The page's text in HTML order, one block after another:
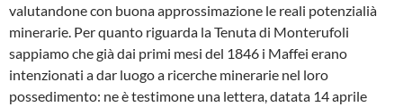
valu­tandone con buona approssimazione le reali potenzialià
minerarie. Per quanto riguarda la Tenuta di Monterufoli
sappiamo che già dai primi mesi del 1846 i Maf­fei erano
intenzionati a dar luogo a ricerche mi­nerarie nel loro
possedimento: ne è testimo­ne una lettera, datata 14 aprile